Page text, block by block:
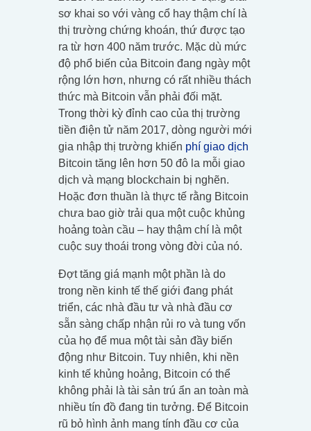
sơ khai so với vàng cổ hay thậm chí là
thị trường chứng khoán, thứ được tạo
ra từ hơn 400 năm trước. Mặc dù mức
độ phổ biến của Bitcoin đang ngày một
rộng lớn hơn, nhưng có rất nhiều thách
thức mà Bitcoin vẫn phải đối mặt.
Trong thời kỳ đỉnh cao của thị trường
tiền điện tử năm 2017, dòng người mới
gia nhập thị trường khiến phí giao dịch
Bitcoin tăng lên hơn 50 đô la mỗi giao
dịch và mạng blockchain bị nghẽn.
Hoặc đơn thuần là thực tế rằng Bitcoin
chưa bao giờ trải qua một cuộc khủng
hoảng toàn cầu – hay thậm chí là một
cuộc suy thoái trong vòng đời của nó.
Đợt tăng giá mạnh một phần là do
trong nền kinh tế thế giới đang phát
triển, các nhà đầu tư và nhà đầu cơ
sẵn sàng chấp nhận rủi ro và tung vốn
của họ để mua một tài sản đầy biến
động như Bitcoin. Tuy nhiên, khi nền
kinh tế khủng hoảng, Bitcoin có thể
không phải là tài sản trú ẩn an toàn mà
nhiều tín đồ đang tin tưởng. Để Bitcoin
rũ bỏ hình ảnh mang tính đầu cơ của